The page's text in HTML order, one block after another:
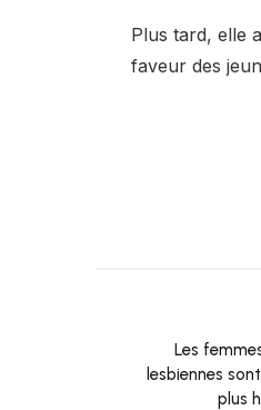
Plus tard, elle
faveur des
Les
lesbiennes
plus